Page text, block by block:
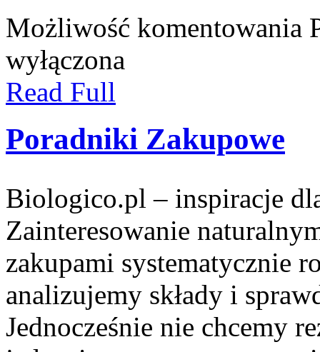
Możliwość komentowania
wyłączona
Read Full
Poradniki Zakupowe
Biologico.pl – inspiracje
Zainteresowanie
zakupami systematycznie
analizujemy składy i
Jednocześnie nie chcemy